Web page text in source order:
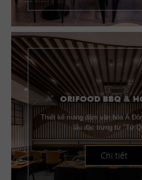
ORIFOOD BBQ &
Thiết kế mang đậm văn hóa Á
lẩu đặc trưng từ "Tứ
Chi tiết